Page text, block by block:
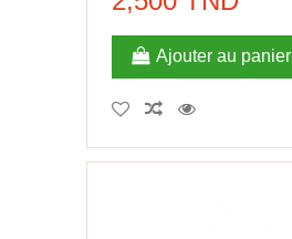
Ajouter au panier